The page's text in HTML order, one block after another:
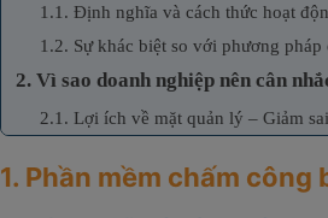
1.1. Định nghĩa và cách thức hoạt
1.2. Sự khác biệt so với phương
2. Vì sao doanh nghiệp nên cân
2.1. Lợi ích về mặt quản lý – Giảm
2.3. Nâng cao trải nghiệm nhân viên
1. Phần mềm chấm